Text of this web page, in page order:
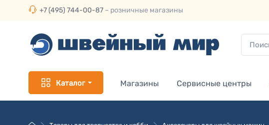
+7 (495) 744-00-87 – розничные магазины
Каталог Магазины Сервисные центры